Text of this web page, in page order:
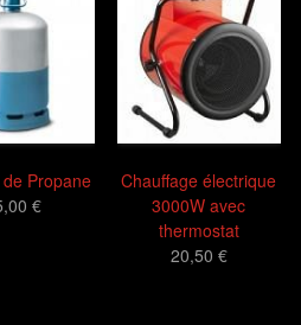
Propane
€
Chauffage électrique
3000W avec
thermostat
20,50 €